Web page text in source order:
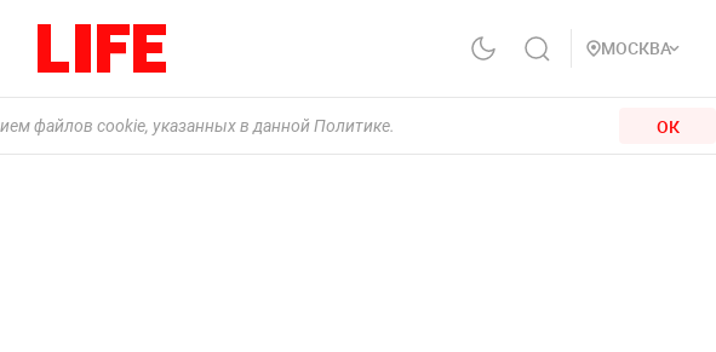
МОСКВА
файлов cookie, указанных в данной Политике. ОК